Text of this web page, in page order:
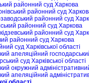
районний суд Харкова
районний суд
районний суд
районний суд Харкова
районний суд
районний суд Харкова
суд Харківської області
апеляційний
суд Харківської області
окружний
апеляційний